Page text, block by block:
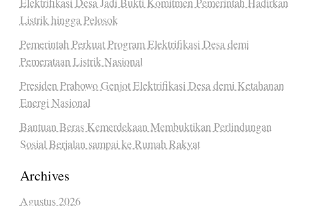
Listrik hingga Pelosok
Pemerintah Perkuat Program Elektrifikasi Desa demi
Pemerataan Listrik Nasional
Presiden Prabowo Genjot Elektrifikasi Desa demi Ketahanan
Energi Nasional
Bantuan Beras Kemerdekaan Membuktikan Perlindungan
Sosial Berjalan sampai ke Rumah Rakyat
Archives
Agustus 2026